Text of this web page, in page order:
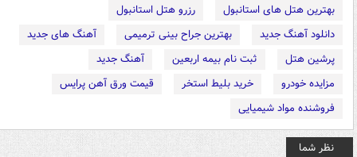
بهترین هتل های استانبول
رزرو هتل استانبول
دانلود آهنگ جدید
بهترین جراح بینی ترمیمی
آهنگ های جدید
پرشین هتل
ثبت نام بیمه اربعین
آهنگ جدید
مزایده خودرو
خرید بلیط استخر
قیمت ورق آهن پرایس
فروشنده مواد شیمیایی
نظر شما